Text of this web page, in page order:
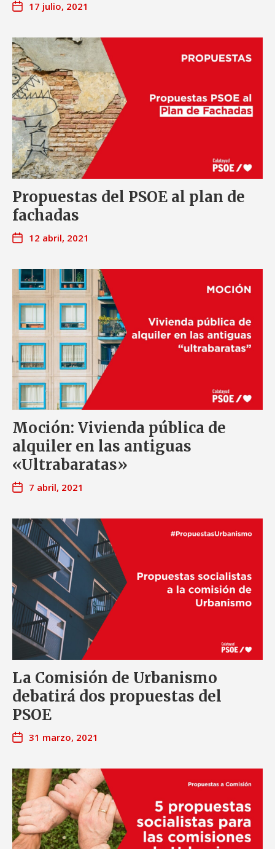
17 julio, 2021
Propuestas del PSOE al plan de
fachadas
12 abril, 2021
Moción: Vivienda pública de
alquiler en las antiguas
«Ultrabaratas»
7 abril, 2021
La Comisión de Urbanismo
debatirá dos propuestas del
PSOE
31 marzo, 2021